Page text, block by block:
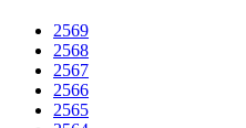
2569
2568
2567
2566
2565